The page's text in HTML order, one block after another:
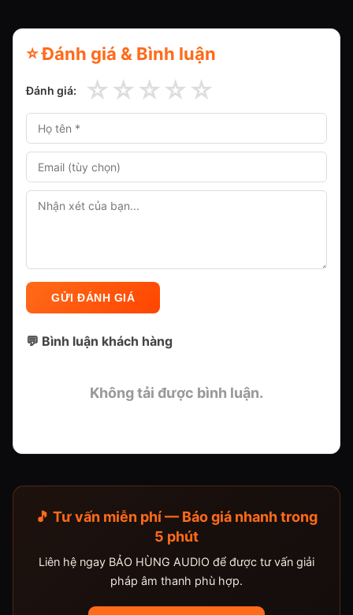
⭐ Đánh giá & Bình luận
Đánh giá: ☆ ☆ ☆ ☆ ☆
GỬI ĐÁNH GIÁ
💬 Bình luận khách hàng
Không tải được bình luận.
🎵 Tư vấn miễn phí — Báo giá nhanh trong
5 phút
Liên hệ ngay BẢO HÙNG AUDIO để được tư vấn giải
pháp âm thanh phù hợp.